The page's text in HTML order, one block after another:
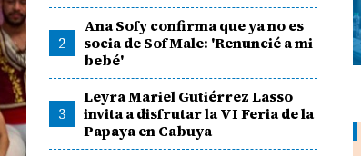
2
Ana Sofy confirma que ya no es
socia de SofMale: 'Renuncié a mi
bebé'
3
Leyra Mariel Gutiérrez Lasso
invita a disfrutar la VI Feria de la
Papaya en Cabuya